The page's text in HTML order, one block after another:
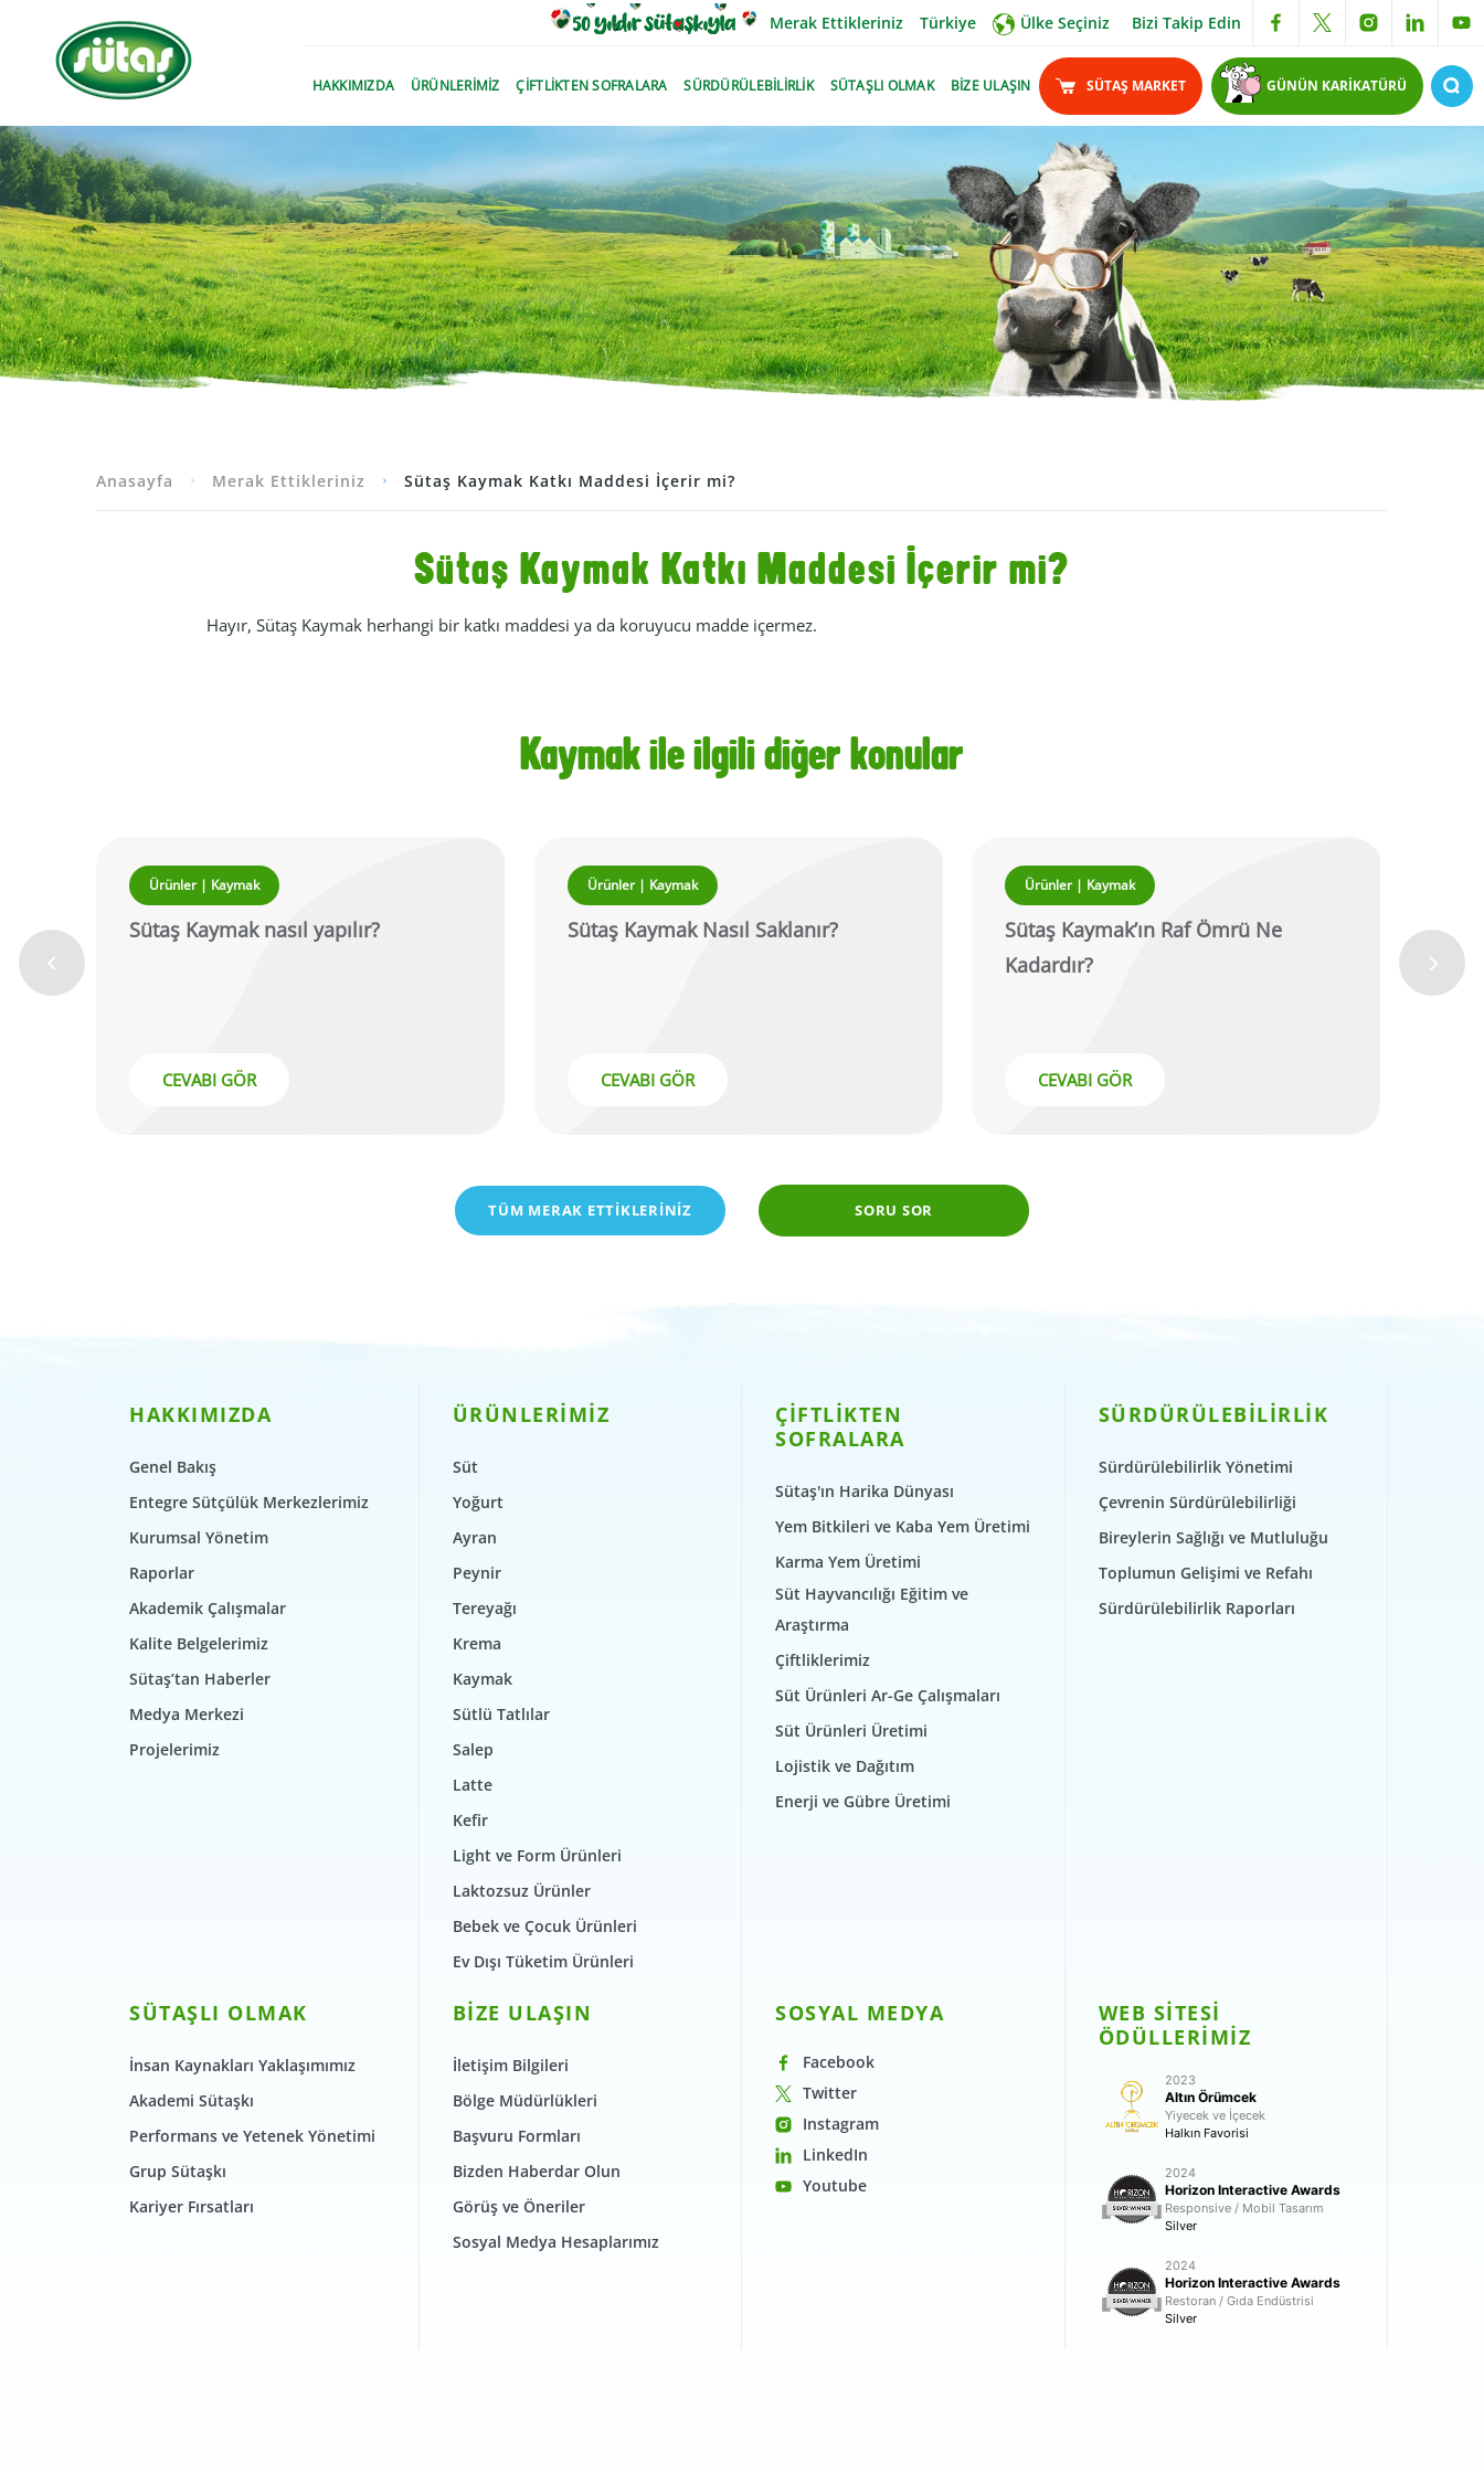
Merak Ettikleriniz Türkiye Ülke Seçiniz Bizi Takip Edin
HAKKIMIZDA ÜRÜNLERİMİZ ÇİFTLİKTEN SOFRALARA SÜRDÜRÜLEBİLİRLİK SÜTAŞLI OLMAK BİZE ULAŞIN SÜTAŞ MARKET GÜNÜN KARİKATÜRÜ
Anasayfa Merak Ettikleriniz Sütaş Kaymak Katkı Maddesi İçerir mi?
Sütaş Kaymak Katkı Maddesi İçerir mi?
Hayır, Sütaş Kaymak herhangi bir katkı maddesi ya da koruyucu madde içermez.
Kaymak ile ilgili diğer konular
Ürünler | Kaymak
Sütaş Kaymak nasıl yapılır?
CEVABI GÖR
Ürünler | Kaymak
Sütaş Kaymak Nasıl Saklanır?
CEVABI GÖR
Ürünler | Kaymak
Sütaş Kaymak’ın Raf Ömrü Ne
Kadardır?
CEVABI GÖR
TÜM MERAK ETTİKLERİNİZ SORU SOR
HAKKIMIZDA
Genel Bakış
Entegre Sütçülük Merkezlerimiz
Kurumsal Yönetim
Raporlar
Akademik Çalışmalar
Kalite Belgelerimiz
Sütaş’tan Haberler
Medya Merkezi
Projelerimiz
ÜRÜNLERİMİZ
Süt
Yoğurt
Ayran
Peynir
Tereyağı
Krema
Kaymak
Sütlü Tatlılar
Salep
Latte
Kefir
Light ve Form Ürünleri
Laktozsuz Ürünler
Bebek ve Çocuk Ürünleri
Ev Dışı Tüketim Ürünleri
ÇİFTLİKTEN
SOFRALARA
Sütaş'ın Harika Dünyası
Yem Bitkileri ve Kaba Yem Üretimi
Karma Yem Üretimi
Süt Hayvancılığı Eğitim ve
Araştırma
Çiftliklerimiz
Süt Ürünleri Ar-Ge Çalışmaları
Süt Ürünleri Üretimi
Lojistik ve Dağıtım
Enerji ve Gübre Üretimi
SÜRDÜRÜLEBİLİRLİK
Sürdürülebilirlik Yönetimi
Çevrenin Sürdürülebilirliği
Bireylerin Sağlığı ve Mutluluğu
Toplumun Gelişimi ve Refahı
Sürdürülebilirlik Raporları
SÜTAŞLI OLMAK
İnsan Kaynakları Yaklaşımımız
Akademi Sütaşkı
Performans ve Yetenek Yönetimi
Grup Sütaşkı
Kariyer Fırsatları
BİZE ULAŞIN
İletişim Bilgileri
Bölge Müdürlükleri
Başvuru Formları
Bizden Haberdar Olun
Görüş ve Öneriler
Sosyal Medya Hesaplarımız
SOSYAL MEDYA
Facebook
Twitter
Instagram
LinkedIn
Youtube
WEB SİTESİ
ÖDÜLLERİMİZ
2023
Altın Örümcek
Yiyecek ve İçecek
Halkın Favorisi
2024
Horizon Interactive Awards
Responsive / Mobil Tasarım
Silver
2024
Horizon Interactive Awards
Restoran / Gıda Endüstrisi
Silver